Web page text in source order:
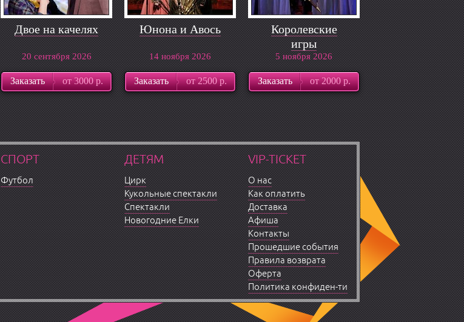
Двое на качелях
20 сентября 2026
Заказать от 3000 р.
Юнона и Авось
14 ноября 2026
Заказать от 2500 р.
Королевские
игры
5 ноября 2026
Заказать от 2000 р.
СПОРТ
Футбол
ДЕТЯМ
Цирк
Кукольные спектакли
Спектакли
Новогодние Елки
VIP-TICKET
О нас
Как оплатить
Доставка
Афиша
Контакты
Прошедшие события
Правила возврата
Оферта
Политика конфиден-ти